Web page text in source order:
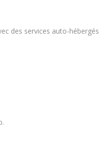
des services auto-hébergés